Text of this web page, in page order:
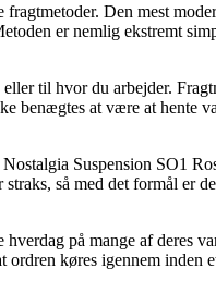
Den mest
er nemlig ekstremt
til hvor du arbejder.
benægtes at være at hente
Suspension SO1
så med det formål er
på mange af deres
køres igennem inden